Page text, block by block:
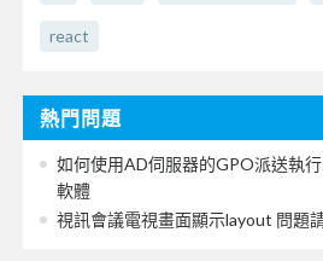
react
熱門問題
如何使用AD伺服器的GPO派送執
軟體
視訊會議電視畫面顯示layout 問題